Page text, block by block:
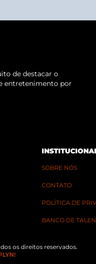
de destacar o
entretenimento por
SOBRE NÓS
CONTATO
POLÍTICA DE
BANCO DE
os direitos reservados.